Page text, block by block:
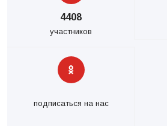
4408
участников
подписаться на нас